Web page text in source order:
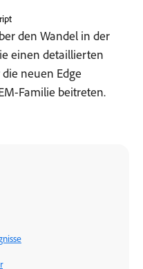
den Wandel in der
einen detaillierten
neuen Edge
Familie beitreten.